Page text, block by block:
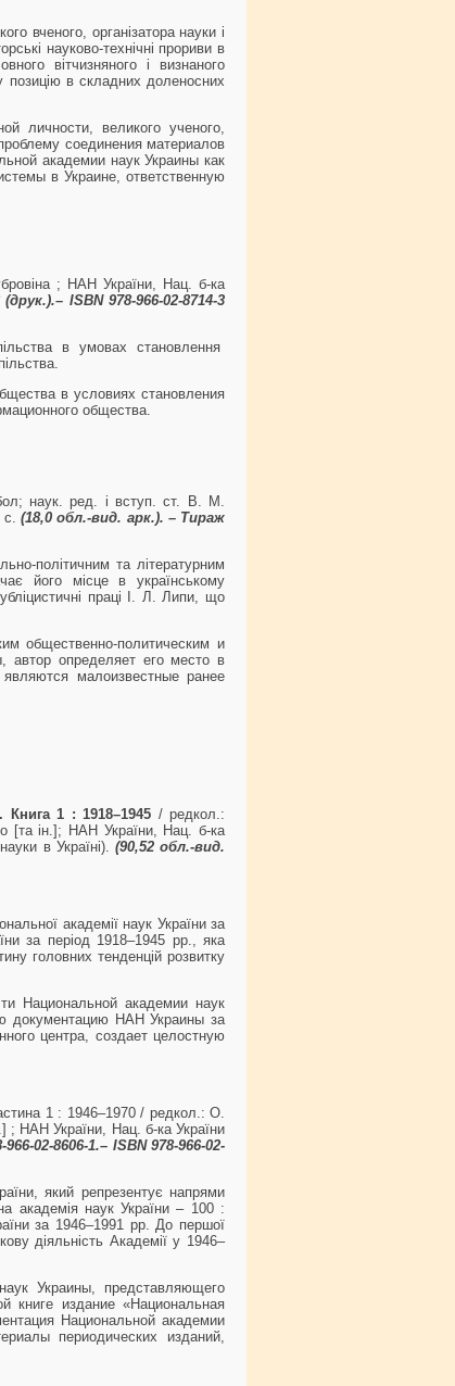
вченого, організатора науки і
науково-технічні прориви в
вітчизняного і визнаного
позицію в складних доленосних
личности, великого ученого,
соединения материалов
академии наук Украины как
в Украине, ответственную
; НАН України, Нац. б-ка
ISBN 978-966-02-8714-3
в умовах становлення
в условиях становления
общества.
наук. ред. і вступ. ст. В. М.
с.(18,0 обл.-вид. арк.). – Тираж
політичним та літературним
його місце в українському
праці І. Л. Липи, що
общественно-политическим и
автор определяет его место в
малоизвестные ранее
Книга 1 : 1918–1945 / редкол.:
ін.]; НАН України, Нац. б-ка
в Україні). (90,52 обл.-вид.
академії наук України за
за період 1918–1945 рр., яка
головних тенденцій розвитку
Национальной академии наук
документацию НАН Украины за
центра, создает целостную
1 : 1946–1970 / редкол.: О.
НАН України, Нац. б-ка України
02-8606-1.– ISBN 978-966-02-
який репрезентує напрями
академія наук України – 100 :
за 1946–1991 рр. До першої
діяльність Академії у 1946–
Украины, представляющего
книге издание «Национальная
Национальной академии
периодических изданий,